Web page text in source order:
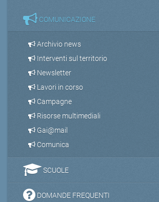
COMUNICAZIONE
Archivio news
Interventi sul territorio
Newsletter
Lavori in corso
Campagne
Risorse multimediali
Gai@mail
Comunica
SCUOLE
DOMANDE FREQUENTI